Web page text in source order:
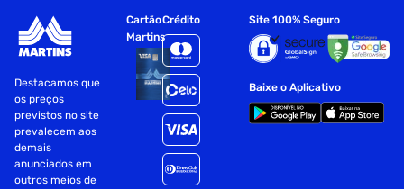
Destacamos que
os preços
previstos no site
prevalecem aos
demais
anunciados em
outros meios de
Cartão
Martins
Crédito Site 100% Seguro
Baixe o Aplicativo